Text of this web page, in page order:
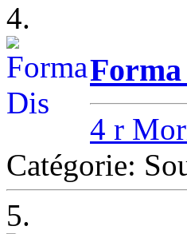
4.
4 r
Catégorie:
5.